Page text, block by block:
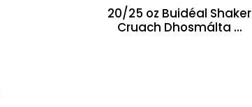
20/25 oz Buidéal Shaker
Cruach Dhosmálta ...